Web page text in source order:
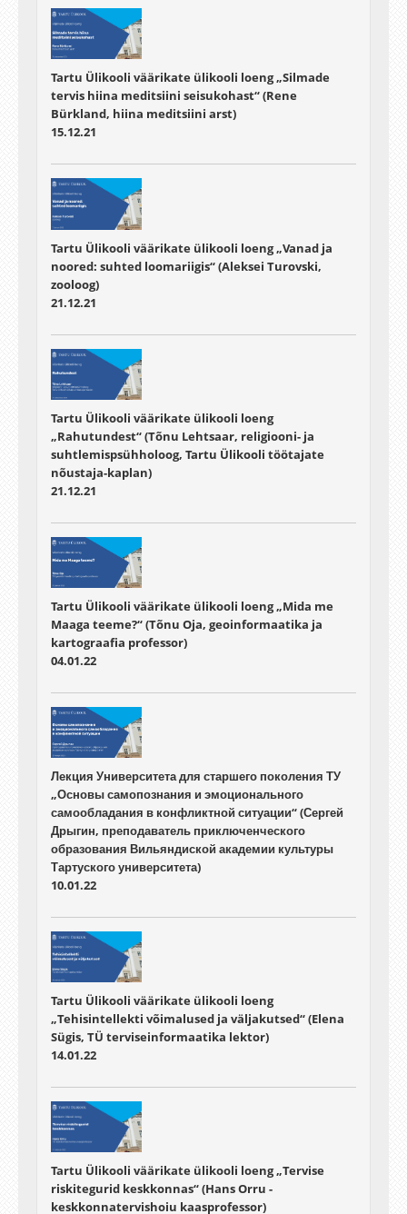
Tartu Ülikooli väärikate ülikooli loeng „Silmade
tervis hiina meditsiini seisukohast“ (Rene
Bürkland, hiina meditsiini arst)
15.12.21
Tartu Ülikooli väärikate ülikooli loeng „Vanad ja
noored: suhted loomariigis“ (Aleksei Turovski,
zooloog)
21.12.21
Tartu Ülikooli väärikate ülikooli loeng
„Rahutundest“ (Tõnu Lehtsaar, religiooni- ja
suhtlemispsühholoog, Tartu Ülikooli töötajate
nõustaja-kaplan)
21.12.21
Tartu Ülikooli väärikate ülikooli loeng „Mida me
Maaga teeme?“ (Tõnu Oja, geoinformaatika ja
kartograafia professor)
04.01.22
Лекция Университета для старшего поколения ТУ
„Основы самопознания и эмоционального
самообладания в конфликтной ситуации“ (Сергей
Дрыгин, преподаватель приключенческого
образования Вильяндиской академии культуры
Тартуского университета)
10.01.22
Tartu Ülikooli väärikate ülikooli loeng
„Tehisintellekti võimalused ja väljakutsed“ (Elena
Sügis, TÜ terviseinformaatika lektor)
14.01.22
Tartu Ülikooli väärikate ülikooli loeng „Tervise
riskitegurid keskkonnas“ (Hans Orru -
keskkonnatervishoiu kaasprofessor)